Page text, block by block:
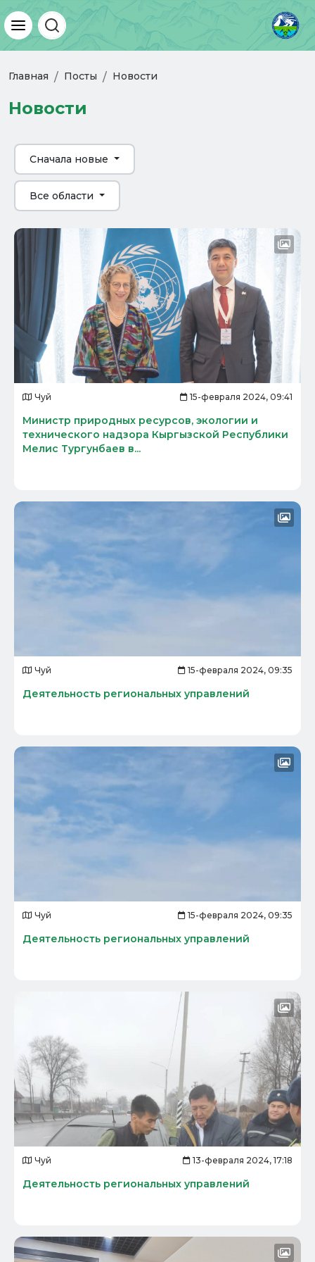
Главная Посты Новости
Новости
Сначала новые
Все области
Чуй 15-февраля 2024, 09:41
Министр природных ресурсов, экологии и
технического надзора Кыргызской Республики
Мелис Тургунбаев в...
Чуй 15-февраля 2024, 09:35
Деятельность региональных управлений
Чуй 15-февраля 2024, 09:35
Деятельность региональных управлений
Чуй 13-февраля 2024, 17:18
Деятельность региональных управлений